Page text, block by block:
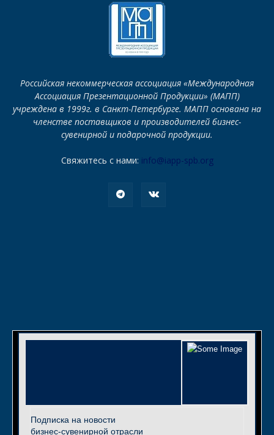
Российская некоммерческая ассоциация «Международная
Ассоциация Презентационной Продукции» (МАПП)
учреждена в 1999г. в Санкт-Петербурге. МАПП основана на
членстве поставщиков и производителей бизнес-
сувенирной и подарочной продукции.
Свяжитесь с нами: info@iapp-spb.org
Подписка на новости
бизнес-сувенирной отрасли